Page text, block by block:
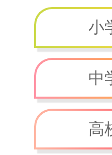
小
中
高